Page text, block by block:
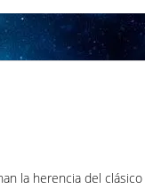
la herencia del